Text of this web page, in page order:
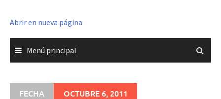
Abrir en nueva página
Menú principal
FECHA OCTUBRE 6, 2011